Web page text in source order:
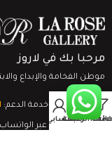
مرحبا بك في لاروز
موطن الفخامة والإبداع
تواصل مع خدمة الدعم:
الدعم الفني عبر
قائمة الرغبات
0
السلةحسابي